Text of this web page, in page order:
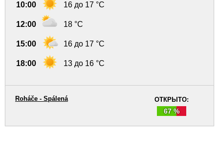
10:00 16 до 17 °C
12:00 18 °C
15:00 16 до 17 °C
18:00 13 до 16 °C
ОТКРЫТО:
67 %
Roháče - Spálená